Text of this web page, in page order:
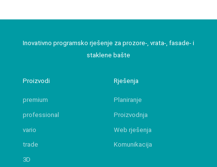
Inovativno programsko rješenje za prozore-, vrata-, fasade- i
staklene bašte
Proizvodi
premium
professional
vario
trade
3D
Rješenja
Planiranje
Proizvodnja
Web rješenja
Komunikacija